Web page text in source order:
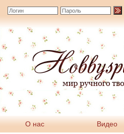
О нас Видео